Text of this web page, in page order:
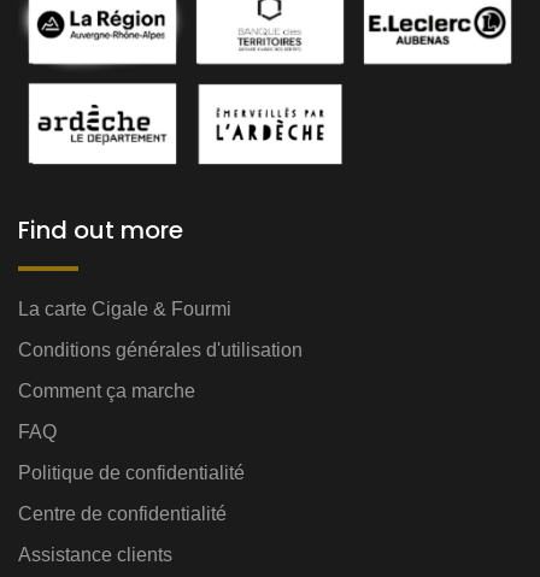
Find out more
La carte Cigale & Fourmi
Conditions générales d'utilisation
Comment ça marche
FAQ
Politique de confidentialité
Centre de confidentialité
Assistance clients